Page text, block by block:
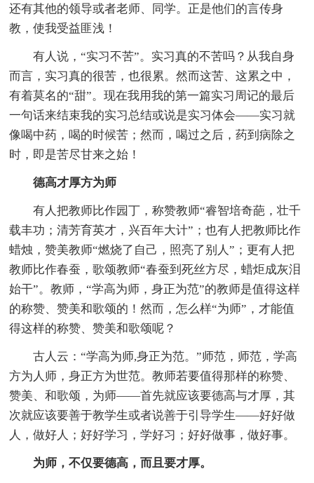
还有其他的领导或者老师、同学。正是他们的言传身
教，使我受益匪浅！
有人说，“实习不苦”。实习真的不苦吗？从我自身
而言，实习真的很苦，也很累。然而这苦、这累之中，
有着莫名的“甜”。现在我用我的第一篇实习周记的最后
一句话来结束我的实习总结或说是实习体会——实习就
像喝中药，喝的时候苦；然而，喝过之后，药到病除之
时，即是苦尽甘来之始！
德高才厚方为师
有人把教师比作园丁，称赞教师“睿智培奇葩，壮千
载丰功；清芳育英才，兴百年大计”；也有人把教师比作
蜡烛，赞美教师“燃烧了自己，照亮了别人”；更有人把
教师比作春蚕，歌颂教师“春蚕到死丝方尽，蜡炬成灰泪
始干”。教师，“学高为师，身正为范”的教师是值得这样
的称赞、赞美和歌颂的！然而，怎么样“为师”，才能值
得这样的称赞、赞美和歌颂呢？
古人云：“学高为师,身正为范。”师范，师范，学高
方为人师，身正方为世范。教师若要值得那样的称赞、
赞美、和歌颂，为师——首先就应该要德高与才厚，其
次就应该要善于教学生或者说善于引导学生——好好做
人，做好人；好好学习，学好习；好好做事，做好事。
为师，不仅要德高，而且要才厚。